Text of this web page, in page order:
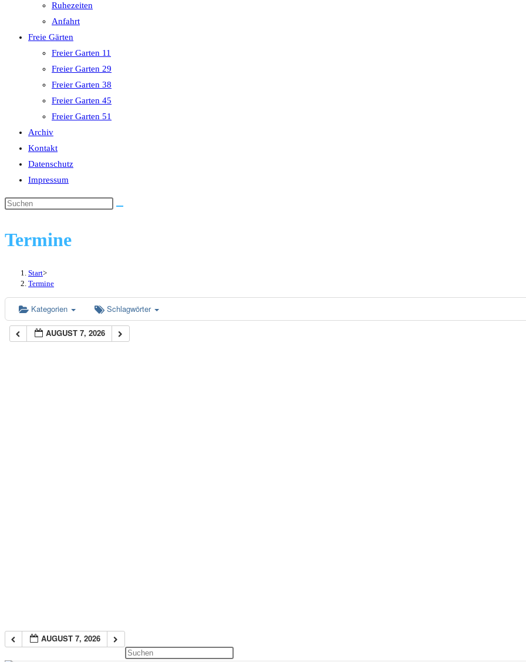
Ruhezeiten
Anfahrt
Freie Gärten
Freier Garten 11
Freier Garten 29
Freier Garten 38
Freier Garten 45
Freier Garten 51
Archiv
Kontakt
Datenschutz
Impressum
Diese
durchsuchen
Termine
Start>
Termine
Kategorien Schlagwörter
AUGUST 7, 2026
AUGUST 7, 2026